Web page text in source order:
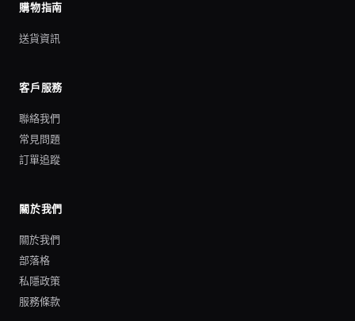
購物指南
送貨資訊
客戶服務
聯絡我們
常見問題
訂單追蹤
關於我們
關於我們
部落格
私隱政策
服務條款